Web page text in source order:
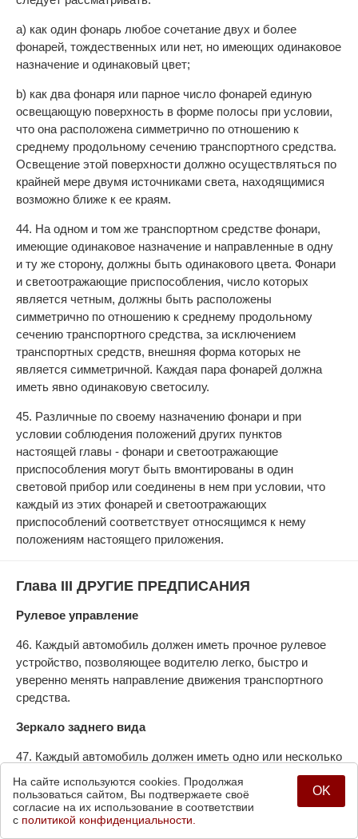
а) как один фонарь любое сочетание двух и более
фонарей, тождественных или нет, но имеющих одинаковое
назначение и одинаковый цвет;
b) как два фонаря или парное число фонарей единую
освещающую поверхность в форме полосы при условии,
что она расположена симметрично по отношению к
среднему продольному сечению транспортного средства.
Освещение этой поверхности должно осуществляться по
крайней мере двумя источниками света, находящимися
возможно ближе к ее краям.
44. На одном и том же транспортном средстве фонари,
имеющие одинаковое назначение и направленные в одну
и ту же сторону, должны быть одинакового цвета. Фонари
и светоотражающие приспособления, число которых
является четным, должны быть расположены
симметрично по отношению к среднему продольному
сечению транспортного средства, за исключением
транспортных средств, внешняя форма которых не
является симметричной. Каждая пара фонарей должна
иметь явно одинаковую светосилу.
45. Различные по своему назначению фонари и при
условии соблюдения положений других пунктов
настоящей главы - фонари и светоотражающие
приспособления могут быть вмонтированы в один
световой прибор или соединены в нем при условии, что
каждый из этих фонарей и светоотражающих
приспособлений соответствует относящимся к нему
положениям настоящего приложения.
Глава III ДРУГИЕ ПРЕДПИСАНИЯ
Рулевое управление
46. Каждый автомобиль должен иметь прочное рулевое
устройство, позволяющее водителю легко, быстро и
уверенно менять направление движения транспортного
средства.
Зеркало заднего вида
47. Каждый автомобиль должен иметь одно или несколько
зеркал заднего вида; количество, размер и расположение
этих зеркал должны быть таковы, чтобы водитель мог
видеть дорожное движение позади своего транспортного
средства.
OK
На сайте используются cookies. Продолжая
пользоваться сайтом, Вы подтвержаете своё
согласие на их использование в соответствии
с политикой конфиденциальности.